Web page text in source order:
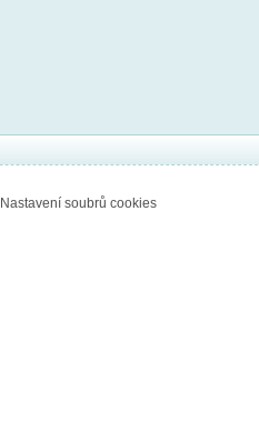
Nastavení soubrů cookies